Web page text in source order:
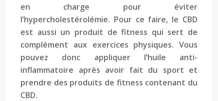
en charge pour éviter
l’hypercholestérolémie. Pour ce faire, le CBD
est aussi un produit de fitness qui sert de
complément aux exercices physiques. Vous
pouvez donc appliquer l’huile anti-
inflammatoire après avoir fait du sport et
prendre des produits de fitness contenant du
CBD.